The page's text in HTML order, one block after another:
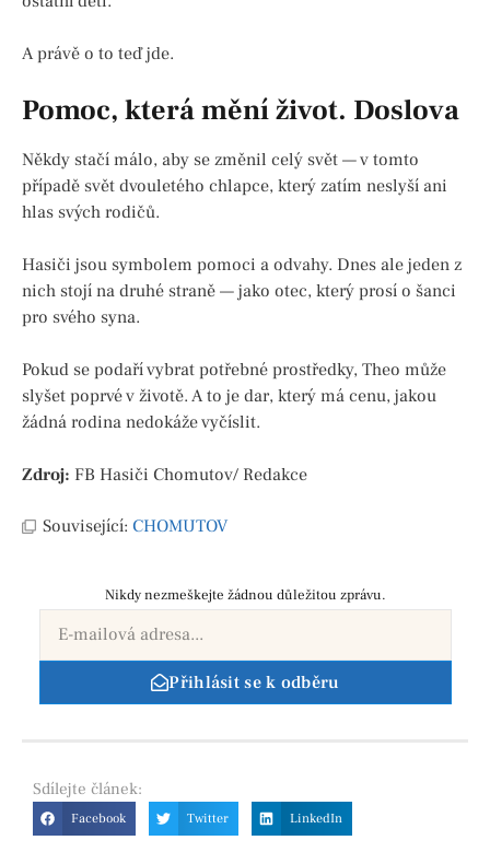
A právě o to teď jde.
Pomoc, která mění život. Doslova
Někdy stačí málo, aby se změnil celý svět — v tomto
případě svět dvouletého chlapce, který zatím neslyší ani
hlas svých rodičů.
Hasiči jsou symbolem pomoci a odvahy. Dnes ale jeden z
nich stojí na druhé straně — jako otec, který prosí o šanci
pro svého syna.
Pokud se podaří vybrat potřebné prostředky, Theo může
slyšet poprvé v životě. A to je dar, který má cenu, jakou
žádná rodina nedokáže vyčíslit.
Zdroj: FB Hasiči Chomutov/ Redakce
Související: CHOMUTOV
Nikdy nezmeškejte žádnou důležitou zprávu.
Přihlásit se k odběru
Sdílejte článek:
Facebook Twitter LinkedIn